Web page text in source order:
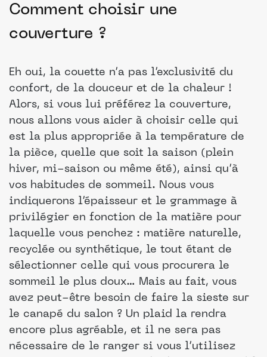
Comment choisir une
couverture ?
Eh oui, la couette n’a pas l’exclusivité du
confort, de la douceur et de la chaleur !
Alors, si vous lui préférez la couverture,
nous allons vous aider à choisir celle qui
est la plus appropriée à la température de
la pièce, quelle que soit la saison (plein
hiver, mi-saison ou même été), ainsi qu’à
vos habitudes de sommeil. Nous vous
indiquerons l’épaisseur et le grammage à
privilégier en fonction de la matière pour
laquelle vous penchez : matière naturelle,
recyclée ou synthétique, le tout étant de
sélectionner celle qui vous procurera le
sommeil le plus doux… Mais au fait, vous
avez peut-être besoin de faire la sieste sur
le canapé du salon ? Un plaid la rendra
encore plus agréable, et il ne sera pas
nécessaire de le ranger si vous l’utilisez